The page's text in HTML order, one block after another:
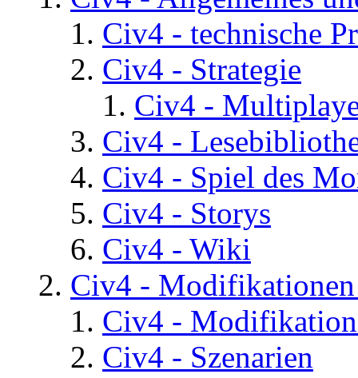
Civ4 - technische
Civ4 - Strategie
Civ4 -
Civ4 -
Civ4 - Spiel des
Civ4 - Storys
Civ4 - Wiki
Civ4 -
Civ4 -
Civ4 - Szenarien